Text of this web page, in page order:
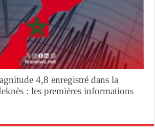
4,8 enregistré dans la
: les premières informations